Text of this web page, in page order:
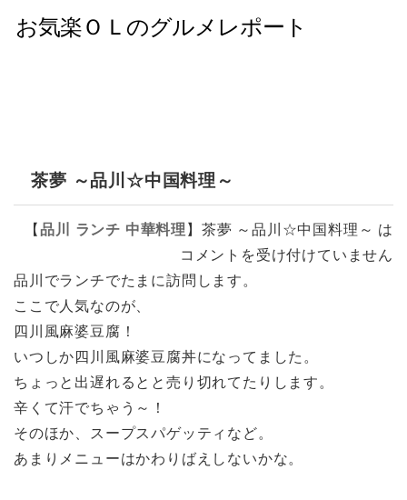
茶夢 ～品川☆中国料理～
【品川 ランチ 中華料理 】 茶夢 ～品川☆中国料理～ は
コメントを受け付けていません
品川でランチでたまに訪問します。
ここで人気なのが、
四川風麻婆豆腐！
いつしか四川風麻婆豆腐丼になってました。
ちょっと出遅れるとと売り切れてたりします。
辛くて汗でちゃう～！
そのほか、スープスパゲッティなど。
あまりメニューはかわりばえしないかな。